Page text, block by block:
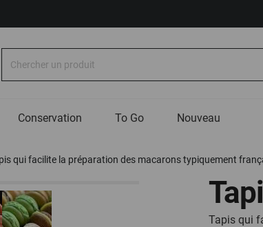
Conservation To Go Nouveau
Recherche
qui facilite la préparation des macarons typiquement
Tapis qui